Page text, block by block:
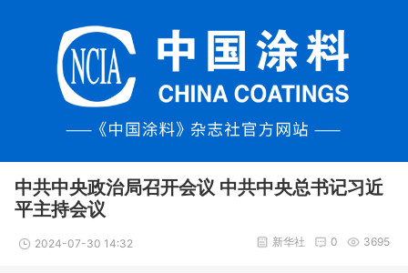
中共中央政治局召开会议 中共中央总书记习近
平主持会议
2024-07-30 14:32 3695
0
新华社